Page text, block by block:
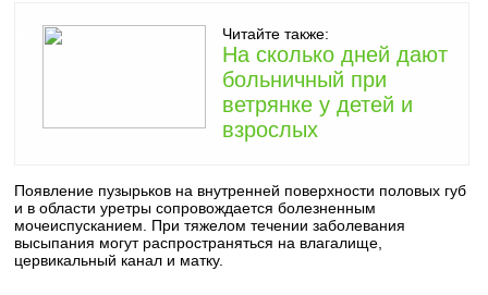
Читайте также:
На сколько дней дают
больничный при
ветрянке у детей и
взрослых
Появление пузырьков на внутренней поверхности половых губ
и в области уретры сопровождается болезненным
мочеиспусканием. При тяжелом течении заболевания
высыпания могут распространяться на влагалище,
цервикальный канал и матку.